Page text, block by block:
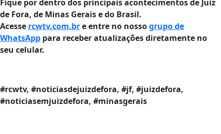
Fique por dentro dos principais acontecimentos de Juiz
de Fora, de Minas Gerais e do Brasil.
Acesse rcwtv.com.bre entre no nossogrupo de
WhatsApp para receber atualizações diretamente no
seu celular.
#rcwtv, #noticiasdejuizdefora, #jf, #juizdefora,
#noticiasemjuizdefora, #minasgerais